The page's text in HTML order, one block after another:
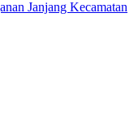
Janjang Kecamatan